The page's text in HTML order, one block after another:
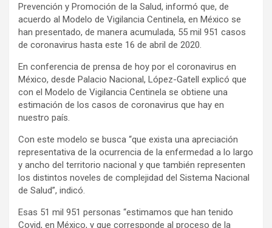
Prevención y Promoción de la Salud, informó que, de
acuerdo al Modelo de Vigilancia Centinela, en México se
han presentado, de manera acumulada, 55 mil 951 casos
de coronavirus hasta este 16 de abril de 2020.
En conferencia de prensa de hoy por el coronavirus en
México, desde Palacio Nacional, López-Gatell explicó que
con el Modelo de Vigilancia Centinela se obtiene una
estimación de los casos de coronavirus que hay en
nuestro país.
Con este modelo se busca “que exista una apreciación
representativa de la ocurrencia de la enfermedad a lo largo
y ancho del territorio nacional y que también representen
los distintos noveles de complejidad del Sistema Nacional
de Salud”, indicó.
Esas 51 mil 951 personas “estimamos que han tenido
Covid, en México, y que corresponde al proceso de la